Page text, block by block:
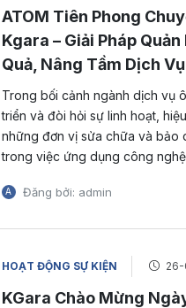
ATOM Tiên Phong
Kgara – Giải Pháp
Quả, Nâng Tầm Dịch
Trong bối cảnh ngành dịch vụ
triển và đòi hỏi sự linh hoạt,
những đơn vị sửa chữa và bảo
trong việc ứng dụng công nghệ
A Đăng bởi: admin
HOẠT ĐỘNG SỰ KIỆN
KGara Chào Mừng